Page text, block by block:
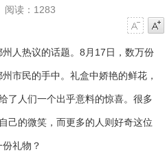
阅读：1283
州人热议的话题。8月17日，数万份
市民的手中。礼盒中娇艳的鲜花，
了人们一个出乎意料的惊喜。很多
己的微笑，而更多的人则好奇这位
礼物？